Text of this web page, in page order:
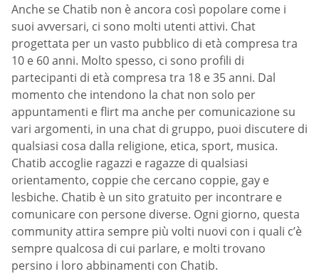
Anche se Chatib non è ancora così popolare come i
suoi avversari, ci sono molti utenti attivi. Chat
progettata per un vasto pubblico di età compresa tra
10 e 60 anni. Molto spesso, ci sono profili di
partecipanti di età compresa tra 18 e 35 anni. Dal
momento che intendono la chat non solo per
appuntamenti e flirt ma anche per comunicazione su
vari argomenti, in una chat di gruppo, puoi discutere di
qualsiasi cosa dalla religione, etica, sport, musica.
Chatib accoglie ragazzi e ragazze di qualsiasi
orientamento, coppie che cercano coppie, gay e
lesbiche. Chatib è un sito gratuito per incontrare e
comunicare con persone diverse. Ogni giorno, questa
community attira sempre più volti nuovi con i quali c’è
sempre qualcosa di cui parlare, e molti trovano
persino i loro abbinamenti con Chatib.